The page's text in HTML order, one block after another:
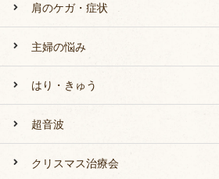
肩のケガ・症状
主婦の悩み
はり・きゅう
超音波
クリスマス治療会